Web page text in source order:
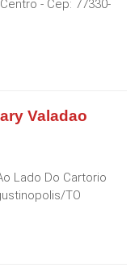
- Cep: 77330-
Valadao
Lado Do Cartorio
/TO